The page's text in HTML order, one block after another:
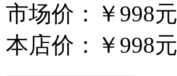
市场价：
￥998元
本店价：
￥998元